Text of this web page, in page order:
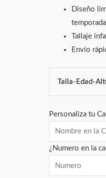
Diseño
temporada
Tallaje
Envío
Talla-Edad-
Personaliza tu
¿Numero en la